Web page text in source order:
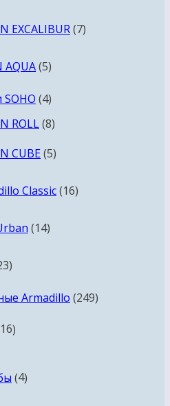
EXCALIBUR 77
AQUA 55
44
товара
ROLL 88
CUBE 55
Classic 1616
1414
23
Armadillo 249249
1616
4товара